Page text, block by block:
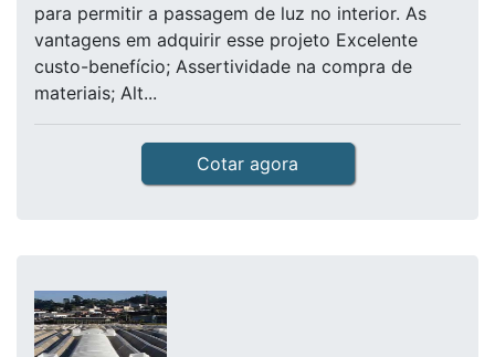
para permitir a passagem de luz no interior. As
vantagens em adquirir esse projeto Excelente
custo-benefício; Assertividade na compra de
materiais; Alt...
Cotar agora